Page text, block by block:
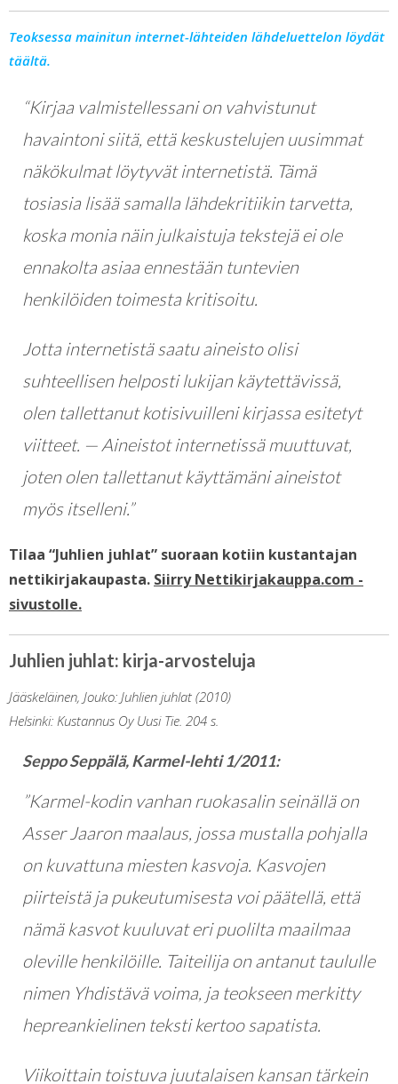
Teoksessa mainitun internet-lähteiden lähdeluettelon löydät
täältä.
“Kirjaa valmistellessani on vahvistunut
havaintoni siitä, että keskustelujen uusimmat
näkökulmat löytyvät internetistä. Tämä
tosiasia lisää samalla lähdekritiikin tarvetta,
koska monia näin julkaistuja tekstejä ei ole
ennakolta asiaa ennestään tuntevien
henkilöiden toimesta kritisoitu.
Jotta internetistä saatu aineisto olisi
suhteellisen helposti lukijan käytettävissä,
olen tallettanut kotisivuilleni kirjassa esitetyt
viitteet. — Aineistot internetissä muuttuvat,
joten olen tallettanut käyttämäni aineistot
myös itselleni.”
Tilaa “Juhlien juhlat” suoraan kotiin kustantajan
nettikirjakaupasta. Siirry Nettikirjakauppa.com -
sivustolle.
Juhlien juhlat: kirja-arvosteluja
Jääskeläinen, Jouko: Juhlien juhlat (2010)
Helsinki: Kustannus Oy Uusi Tie. 204 s.
Seppo Seppälä, Karmel-lehti 1/2011:
”Karmel-kodin vanhan ruokasalin seinällä on
Asser Jaaron maalaus, jossa mustalla pohjalla
on kuvattuna miesten kasvoja. Kasvojen
piirteistä ja pukeutumisesta voi päätellä, että
nämä kasvot kuuluvat eri puolilta maailmaa
oleville henkilöille. Taiteilija on antanut taululle
nimen Yhdistävä voima, ja teokseen merkitty
hepreankielinen teksti kertoo sapatista.
Viikoittain toistuva juutalaisen kansan tärkein